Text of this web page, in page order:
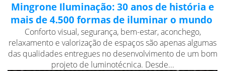
Mingrone Iluminação: 30 anos de história e
mais de 4.500 formas de iluminar o mundo
Conforto visual, segurança, bem-estar, aconchego,
relaxamento e valorização de espaços são apenas algumas
das qualidades entregues no desenvolvimento de um bom
projeto de luminotécnica. Desde...